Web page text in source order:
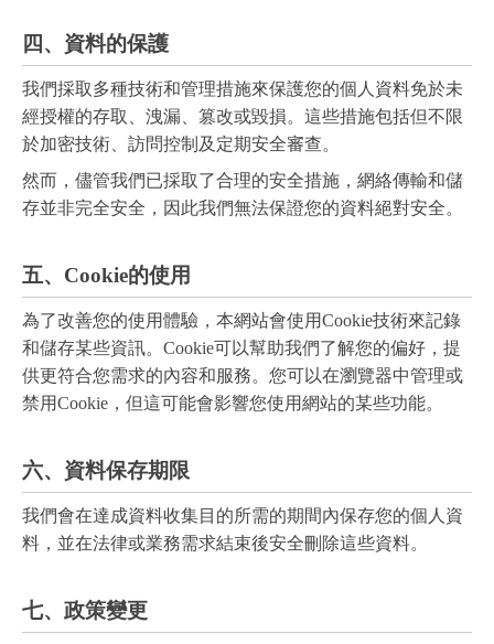
四、資料的保護
我們採取多種技術和管理措施來保護您的個人資料免於未
經授權的存取、洩漏、篡改或毀損。這些措施包括但不限
於加密技術、訪問控制及定期安全審查。
然而，儘管我們已採取了合理的安全措施，網絡傳輸和儲
存並非完全安全，因此我們無法保證您的資料絕對安全。
五、Cookie的使用
為了改善您的使用體驗，本網站會使用Cookie技術來記錄
和儲存某些資訊。Cookie可以幫助我們了解您的偏好，提
供更符合您需求的內容和服務。您可以在瀏覽器中管理或
禁用Cookie，但這可能會影響您使用網站的某些功能。
六、資料保存期限
我們會在達成資料收集目的所需的期間內保存您的個人資
料，並在法律或業務需求結束後安全刪除這些資料。
七、政策變更